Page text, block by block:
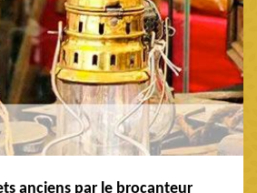
anciens par le brocanteur